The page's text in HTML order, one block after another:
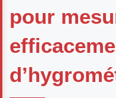
pour